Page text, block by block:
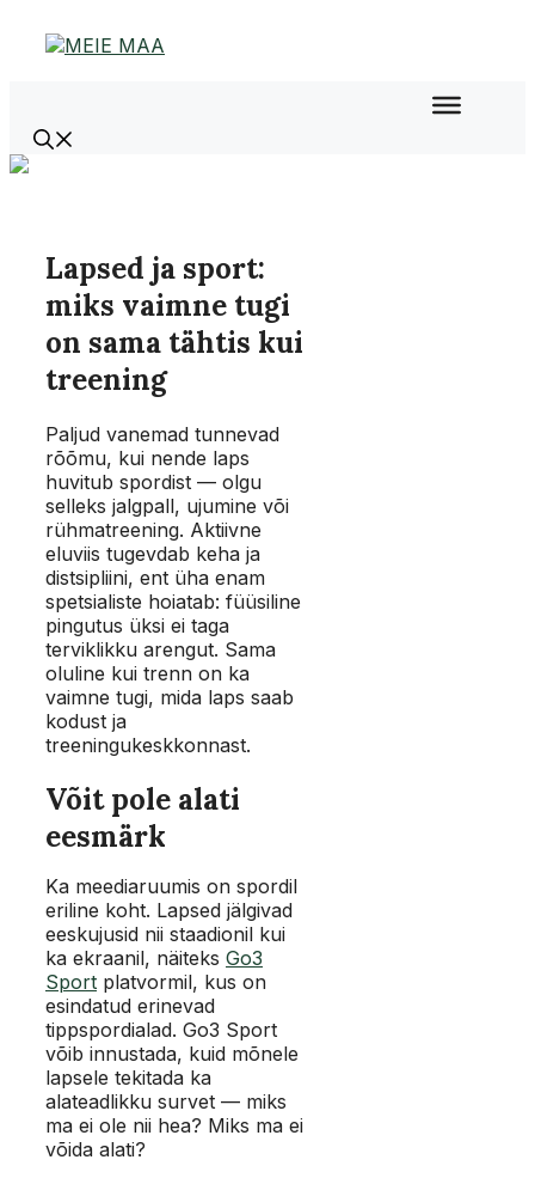
Lapsed ja sport:
miks vaimne tugi
on sama tähtis kui
treening
Paljud vanemad tunnevad
rõõmu, kui nende laps
huvitub spordist — olgu
selleks jalgpall, ujumine või
rühmatreening. Aktiivne
eluviis tugevdab keha ja
distsipliini, ent üha enam
spetsialiste hoiatab: füüsiline
pingutus üksi ei taga
terviklikku arengut. Sama
oluline kui trenn on ka
vaimne tugi, mida laps saab
kodust ja
treeningukeskkonnast.
Võit pole alati
eesmärk
Ka meediaruumis on spordil
eriline koht. Lapsed jälgivad
eeskujusid nii staadionil kui
ka ekraanil, näiteks Go3
Sport platvormil, kus on
esindatud erinevad
tippspordialad. Go3 Sport
võib innustada, kuid mõnele
lapsele tekitada ka
alateadlikku survet — miks
ma ei ole nii hea? Miks ma ei
võida alati?